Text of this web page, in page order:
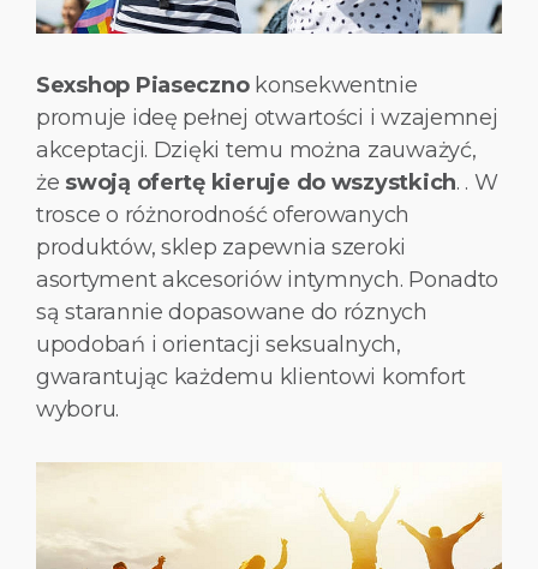
Sexshop Piasecznokonsekwentnie
promuje ideę pełnej otwartości i wzajemnej
akceptacji. Dzięki temu można zauważyć,
że swoją ofertę kieruje do wszystkich. . W
trosce o różnorodność oferowanych
produktów, sklep zapewnia szeroki
asortyment akcesoriów intymnych. Ponadto
są starannie dopasowane do róznych
upodobań i orientacji seksualnych,
gwarantując każdemu klientowi komfort
wyboru.